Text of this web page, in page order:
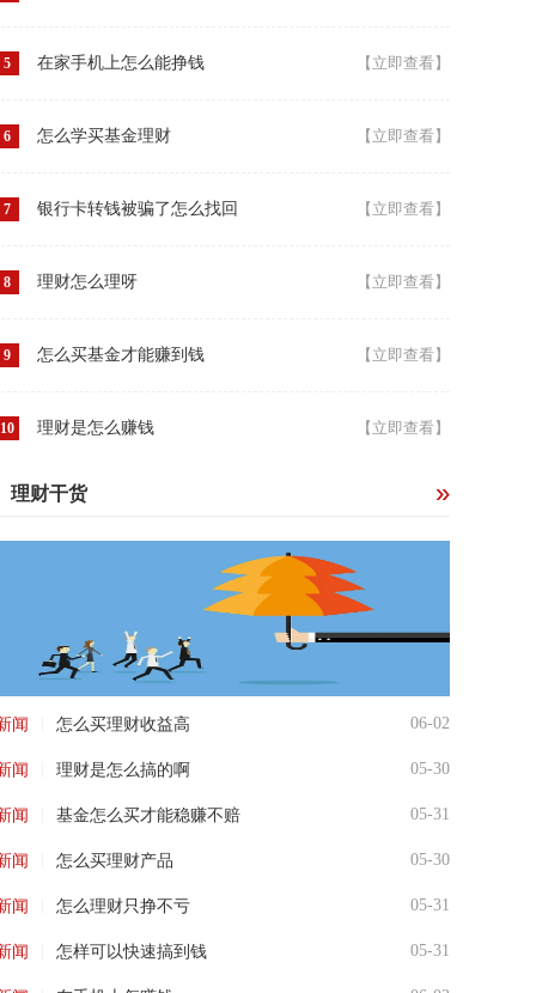
5 在家手机上怎么能挣钱 【立即查看】
6 怎么学买基金理财 【立即查看】
7 银行卡转钱被骗了怎么找回 【立即查看】
8 理财怎么理呀 【立即查看】
9 怎么买基金才能赚到钱 【立即查看】
10 理财是怎么赚钱 【立即查看】
理财干货
闻 怎么买理财收益高 06-02
闻 理财是怎么搞的啊 05-30
闻 基金怎么买才能稳赚不赔 05-31
闻 怎么买理财产品 05-30
闻 怎么理财只挣不亏 05-31
闻 怎样可以快速搞到钱 05-31